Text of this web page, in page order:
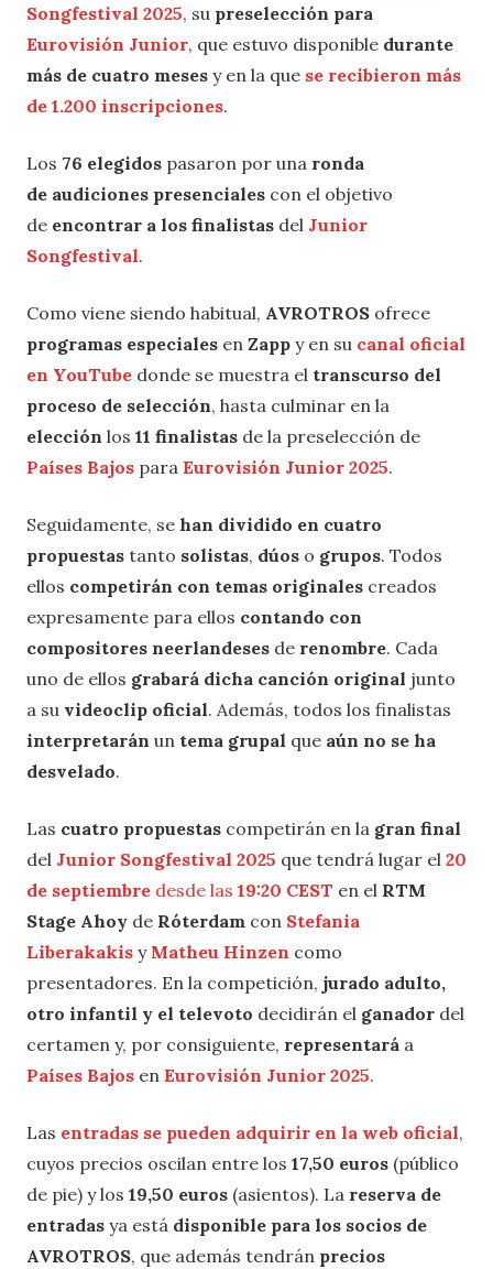
Songfestival 2025, su preselección para
Eurovisión Junior, que estuvo disponible durante
más de cuatro meses y en la que se recibieron más
de 1.200 inscripciones.
Los 76 elegidos pasaron por una ronda
de audiciones presenciales con el objetivo
de encontrar a los finalistas del Junior
Songfestival.
Como viene siendo habitual, AVROTROS ofrece
programas especiales en Zapp y en su canal oficial
en YouTube donde se muestra el transcurso del
proceso de selección, hasta culminar en la
elección los 11 finalistas de la preselección de
Países Bajos para Eurovisión Junior 2025.
Seguidamente, se han dividido en cuatro
propuestas tanto solistas, dúos o grupos. Todos
ellos competirán con temas originales creados
expresamente para ellos contando con
compositores neerlandeses de renombre. Cada
uno de ellos grabará dicha canción original junto
a su videoclip oficial. Además, todos los finalistas
interpretarán un tema grupal que aún no se ha
desvelado.
Las cuatro propuestas competirán en la gran final
del Junior Songfestival 2025 que tendrá lugar el 20
de septiembre desde las 19:20 CEST en el RTM
Stage Ahoy de Róterdam con Stefania
Liberakakis y Matheu Hinzen como
presentadores. En la competición, jurado adulto,
otro infantil y el televoto decidirán el ganador del
certamen y, por consiguiente, representará a
Países Bajos en Eurovisión Junior 2025.
Las entradas se pueden adquirir en la web oficial,
cuyos precios oscilan entre los 17,50 euros (público
de pie) y los 19,50 euros (asientos). La reserva de
entradas ya está disponible para los socios de
AVROTROS, que además tendrán precios